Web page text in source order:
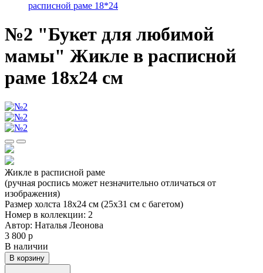
расписной раме 18*24
№2 "Букет для любимой
мамы" Жикле в расписной
раме 18х24 см
Жикле в расписной раме
(ручная роспись может незначительно отличаться от
изображения)
Размер холста 18х24 см (25х31 см с багетом)
Номер в коллекции: 2
Автор: Наталья Леонова
3 800 р
В наличии
В корзину